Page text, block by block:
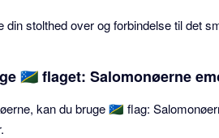
stolthed over og forbindelse til det
🇸🇧 flaget: Salomonøerne
kan du bruge 🇸🇧 flag: